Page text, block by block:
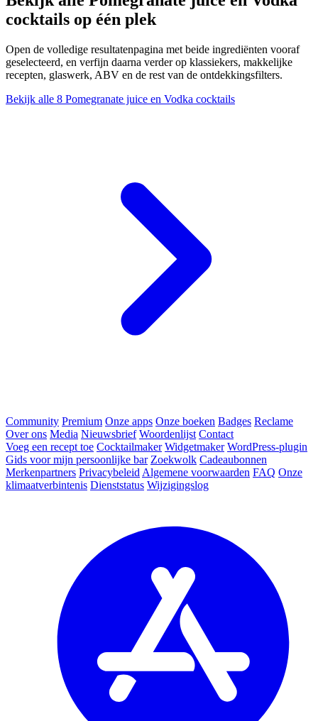
cocktails op één plek
Open de volledige resultatenpagina met beide ingrediënten vooraf
geselecteerd, en verfijn daarna verder op klassiekers, makkelijke
recepten, glaswerk, ABV en de rest van de ontdekkingsfilters.
Bekijk alle 8 Pomegranate juice en Vodka cocktails
Community Premium Onze apps Onze boeken Badges Reclame
Over ons Media Nieuwsbrief Woordenlijst Contact
Voeg een recept toe Cocktailmaker Widgetmaker WordPress-plugin
Gids voor mijn persoonlijke bar Zoekwolk Cadeaubonnen
Merkenpartners Privacybeleid Algemene voorwaarden FAQ Onze
klimaatverbintenis Dienststatus Wijzigingslog